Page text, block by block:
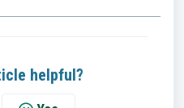
helpful?